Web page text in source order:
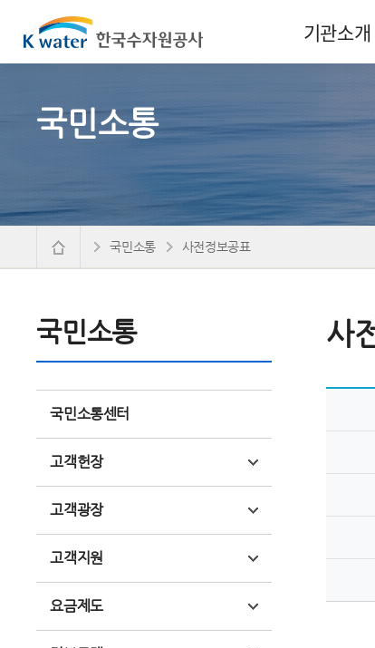
기관소개
국민소통
국민소통
국민소통센터
고객헌장
고객광장
고객지원
요금제도
국민소통 사전정보공표
사